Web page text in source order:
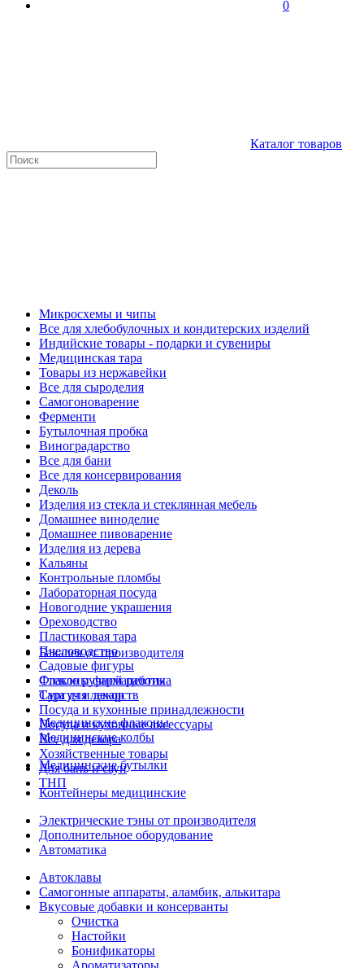
0
Каталог товаров
Микросхемы и чипы
Все для хлебобулочных и кондитерских изделий
Индийские товары - подарки и сувениры
Медицинская тара
Товары из нержавейки
Все для сыроделия
Самогоноварение
Ферменти
Бутылочная пробка
Виноградарство
Все для бани
Все для консервирования
Деколь
Изделия из стекла и стеклянная мебель
Домашнее виноделие
Домашнее пивоварение
Изделия из дерева
Кальяны
Контрольные пломбы
Лабораторная посуда
Новогодние украшения
Ореховодство
Пластиковая тара
Пчеловодство
Садовые фигуры
Стекло ручной работы
Сургуч и декор
Посуда и кухонные принадлежности
Посуда и кухонные аксессуары
Все для декора
Хозяйственные товары
Для бань и саун
ТНП
Бакалея от производителя
Флаконы фармацевтика
Тара для лекарств
Медицинские флаконы
Медицинские колбы
Медицинские бутылки
Контейнеры медицинские
Электрические тэны от производителя
Дополнительное оборудование
Автоматика
Автоклавы
Самогонные аппараты, аламбик, алькитара
Вкусовые добавки и консерванты
Очистка
Настойки
Бонификаторы
Ароматизаторы